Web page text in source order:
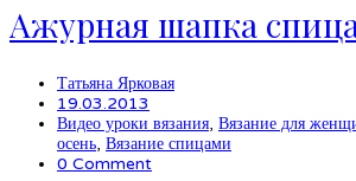
Ажурная шапка
Татьяна Ярковая
19.03.2013
Видео уроки вязания, Вязание для
осень, Вязание спицами
0 Comment